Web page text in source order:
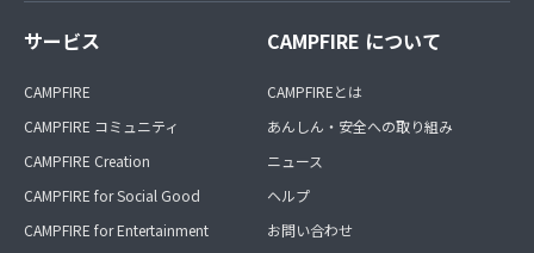
サービス
CAMPFIRE
CAMPFIRE コミュニティ
CAMPFIRE Creation
CAMPFIRE for Social Good
CAMPFIRE for Entertainment
CAMPFIRE について
CAMPFIREとは
あんしん・安全への取り組み
ニュース
ヘルプ
お問い合わせ